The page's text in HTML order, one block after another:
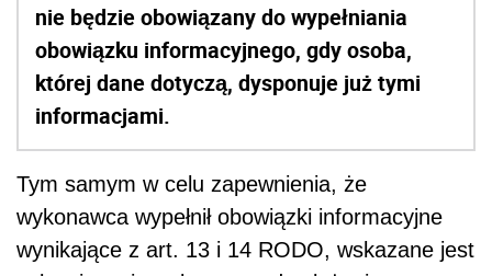
nie będzie obowiązany do wypełniania
obowiązku informacyjnego, gdy osoba,
której dane dotyczą, dysponuje już tymi
informacjami.
Tym samym w celu zapewnienia, że
wykonawca wypełnił obowiązki informacyjne
wynikające z art. 13 i 14 RODO, wskazane jest